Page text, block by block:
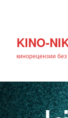
KINO-
кинорецензии